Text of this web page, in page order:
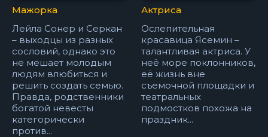
Мажорка
Лейла Сонер и Серкан
– выходцы из разных
сословий, однако это
не мешает молодым
людям влюбиться и
решить создать семью.
Правда, родственники
богатой невесты
категорически
против...
Актриса
Ослепительная
красавица Ясемин –
талантливая актриса. У
неё море поклонников,
её жизнь вне
съемочной площадки и
театральных
подмостков похожа на
праздник...